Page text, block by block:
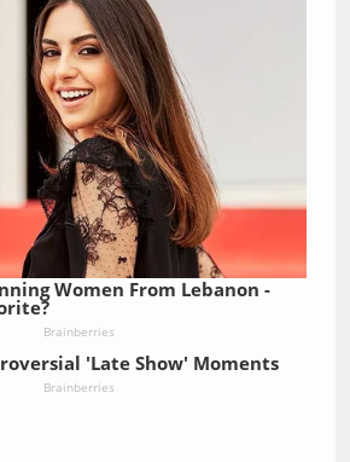
Women From Lebanon -
Brainberries
'Late Show' Moments
Brainberries